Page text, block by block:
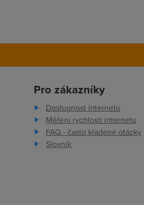
Pro zákazníky
Dostupnost internetu
Měření rychlosti internetu
FAQ - často kladené otázky
Slovník